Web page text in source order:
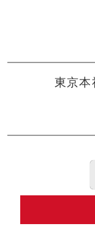
東京本